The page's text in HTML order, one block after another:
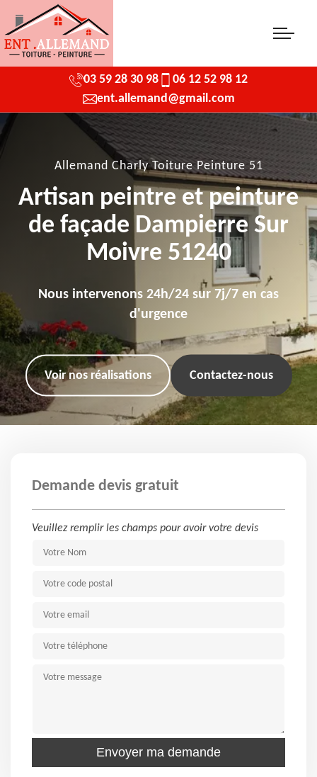
03 59 28 30 98
06 12 52 98 12
ent.allemand@gmail.com
Allemand Charly Toiture Peinture 51
Artisan peintre et peinture
de façade Dampierre Sur
Moivre 51240
Nous intervenons 24h/24 sur 7j/7 en cas
d'urgence
Voir nos réalisations Contactez-nous
Demande devis gratuit
Veuillez remplir les champs pour avoir votre devis